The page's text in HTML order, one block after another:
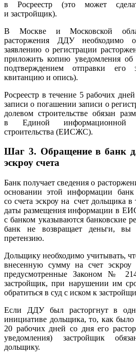
в Росреестр (это может
и застройщик).
В Москве и Московской
расторжения ДДУ
заявлению о регистрации
приложить копию уведомления об
подтверждением отправки его
квитанцию и опись).
Росреестр в течение 5 рабочих
записи о погашении записи о
долевом строительстве обязан
в Единой информационной
строительства (ЕИСЖС).
Шаг 3. Обращение в банк
эскроу счета
Банк получает сведения о
основании этой информации
со счета эскроу на счет дольщика
даты размещения информации в
с банком указываются банковские
банк не возвращает деньги, вы
претензию.
Дольщику необходимо учитывать,
внесенную сумму на счет
предусмотренные Законом №
застройщик, при нарушении им
обратиться в суд с иском к
Если ДДУ был расторгнут в
инициативе дольщика, то, как было
20 рабочих дней со дня его
уведомления) застройщик
дольщику.